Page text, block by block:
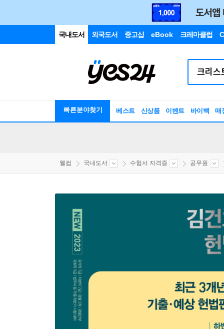
국내도서 외국도서 중고샵 eBook 크레마클럽
빠른분야찾기 베스트 신상품 이벤트 바이백 매
웰컴 국내도서 수험서 자격증 공무원